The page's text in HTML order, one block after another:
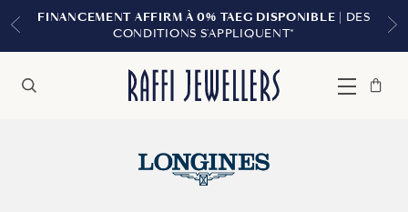
FINANCEMENT AFFIRM À 0% TAEG DISPONIBLE | DES
CONDITIONS S'APPLIQUENT*
Menu
Sac
Fermer